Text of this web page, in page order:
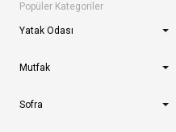
Popüler Kategoriler
Yatak Odası
Mutfak
Sofra